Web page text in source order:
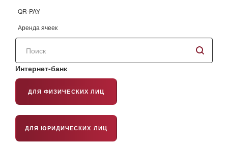
QR-PAY
Аренда ячеек
Поиск
сайту
Интернет-банк
ДЛЯ ФИЗИЧЕСКИХ ЛИЦ
ДЛЯ ЮРИДИЧЕСКИХ ЛИЦ